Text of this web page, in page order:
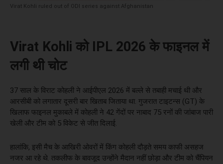
Virat Kohli ruled out of ODI series against Afghanistan
Virat Kohli को IPL 2026 के फाइनल में
लगी थी चोट
37 साल के विराट कोहली ने आईपीएल 2026 में बल्ले से तबाही मचाई थी और
आरसीबी को लगातार दूसरी बार खिताब जिताया था. गुजरात टाइटन्स (GT) के
खिलाफ फाइनल मुकाबले में कोहली ने 42 गेंदों पर नाबाद 75 रनों की जांबाज पारी
खेली और टीम को 5 विकेट से जीत दिलाई.
हालांकि, इसी मैच के आखिरी ओवरों में किंग कोहली दौड़ते समय काफी असहज
नजर आ रहे थे. तकलीफ के बावजूद उन्होंने मैदान नहीं छोड़ा और टीम को चैंपियन